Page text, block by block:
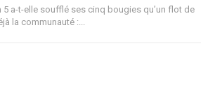
5 a-t-elle soufflé ses cinq bougies qu’un flot de
la communauté :...